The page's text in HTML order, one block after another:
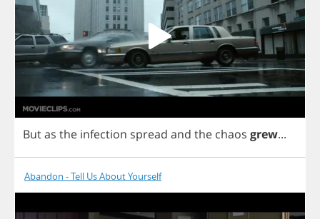
Butas the infection spread and the chaos grew...
Abandon - Tell Us About Yourself